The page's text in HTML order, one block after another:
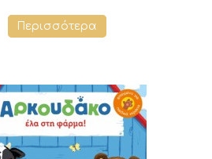
Περισσότερα